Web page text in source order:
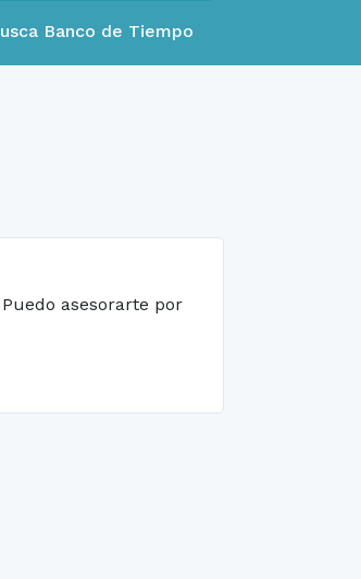
Banco de Tiempo
asesorarte por